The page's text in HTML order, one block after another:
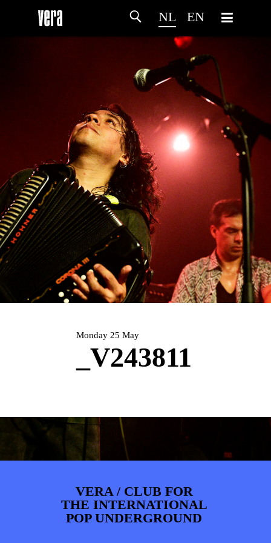
NL EN
HOME PROGRAMMA
ARTDIVISIONFOTO’SNIEUWS
Monday 25 May
_V243811
VERA / CLUB FOR
THE INTERNATIONAL
POP UNDERGROUND